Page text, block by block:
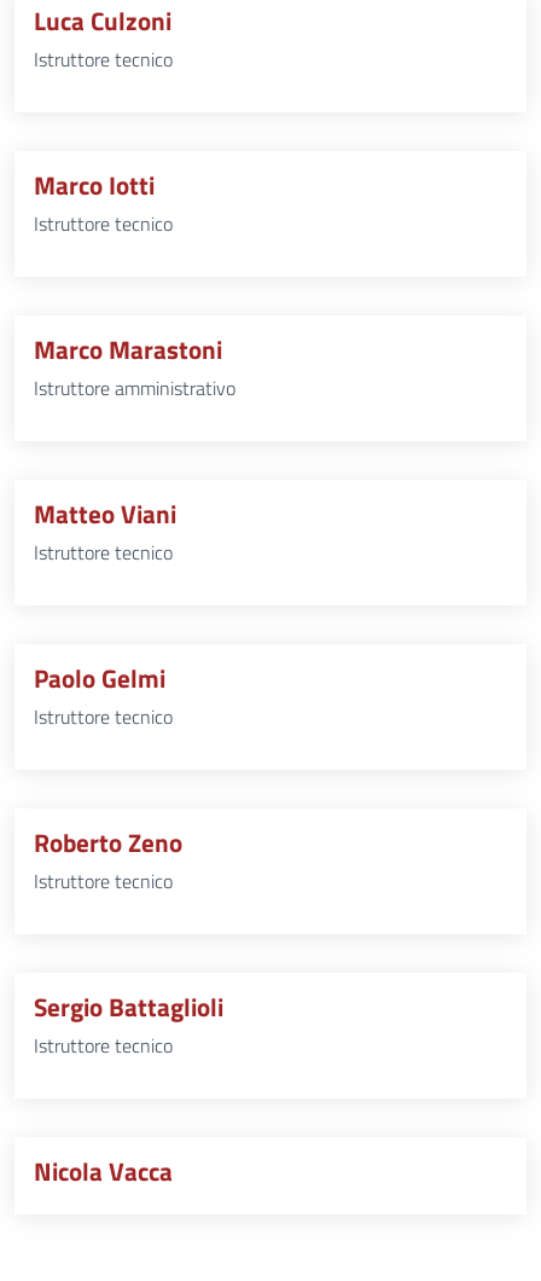
Luca Culzoni
Istruttore tecnico
Marco Iotti
Istruttore tecnico
Marco Marastoni
Istruttore amministrativo
Matteo Viani
Istruttore tecnico
Paolo Gelmi
Istruttore tecnico
Roberto Zeno
Istruttore tecnico
Sergio Battaglioli
Istruttore tecnico
Nicola Vacca